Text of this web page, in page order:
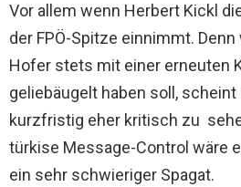
Vor allem wenn Herbert Kickl
der FPÖ-Spitze einnimmt.
Hofer stets mit einer erneuten
geliebäugelt haben soll,
kurzfristig eher kritisch zu
türkise Message-Control wäre
ein sehr schwieriger Spagat.